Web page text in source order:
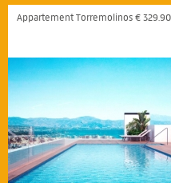
Appartement Torremolinos €